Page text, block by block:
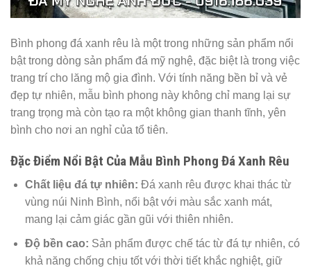
Bình phong đá xanh rêu là một trong những sản phẩm nổi
bật trong dòng sản phẩm đá mỹ nghệ, đặc biệt là trong việc
trang trí cho lăng mộ gia đình. Với tính năng bền bỉ và vẻ
đẹp tự nhiên, mẫu bình phong này không chỉ mang lại sự
trang trọng mà còn tạo ra một không gian thanh tĩnh, yên
bình cho nơi an nghỉ của tổ tiên.
Đặc Điểm Nổi Bật Của Mẫu Bình Phong Đá Xanh Rêu
Chất liệu đá tự nhiên: Đá xanh rêu được khai thác từ
vùng núi Ninh Bình, nổi bật với màu sắc xanh mát,
mang lại cảm giác gần gũi với thiên nhiên.
Độ bền cao: Sản phẩm được chế tác từ đá tự nhiên, có
khả năng chống chịu tốt với thời tiết khắc nghiệt, giữ